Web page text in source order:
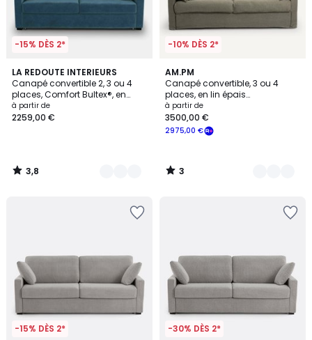
-15% DÈS 2*
LA REDOUTE INTERIEURS
Canapé convertible 2, 3 ou 4
places, Comfort Bultex®, en
velours, TIMOR
à partir de
2259,00 €
3,8
/ 5
7
Couleurs
3,8
/
-10% DÈS 2*
AM.PM
Canapé convertible, 3 ou 4
places, en lin épais
stonewashed, Camille
à partir de
2975,00 €
3500,00 €
3
/
5
2
Couleurs
3
/
-15% DÈS 2* -30% DÈS 2*